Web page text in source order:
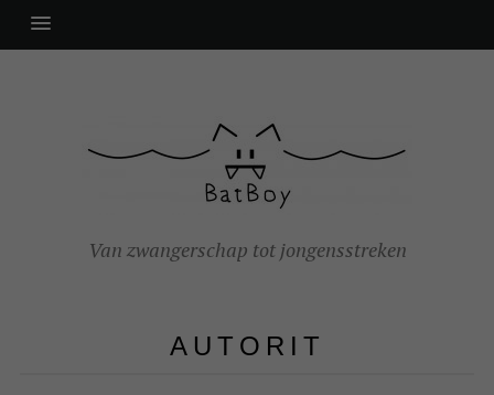
Van zwangerschap tot jongensstreken
AUTORIT